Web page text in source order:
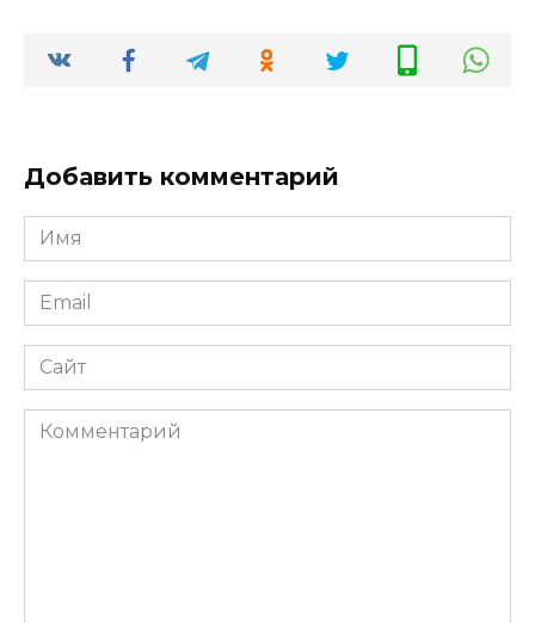
Добавить комментарий
Имя
*
Email
*
Сайт
Комментарий